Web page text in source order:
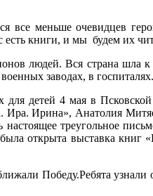
меньше очевидцев
книги, и мы будем их
людей. Вся страна шла
заводах, в
детей 4 мая в
Ирина», Анатолия
треугольное
открыта выставка
Победу.Ребята